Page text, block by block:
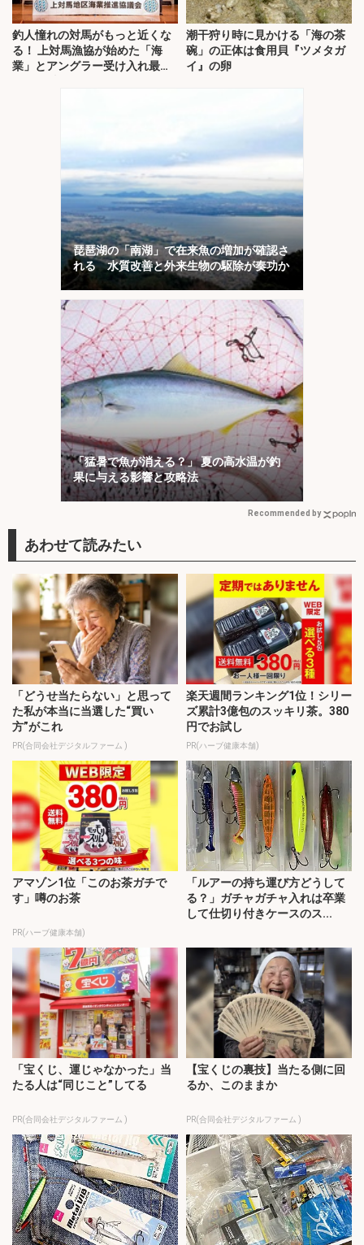
釣人憧れの対馬がもっと近くな
る！ 上対馬漁協が始めた「海
業」とアングラー受け入れ最前
潮干狩り時に見かける「海の茶
碗」の正体は食用貝『ツメタガ
イ』の卵
琵琶湖の「南湖」で在来魚の増加が確認さ
れる 水質改善と外来生物の駆除が奏功か
「猛暑で魚が消える？」 夏の高水温が釣
果に与える影響と攻略法
Recommended by
「どうせ当たらない」と思って
た私が本当に当選した“買い
方”がこれ
PR(合同会社デジタルファーム )
楽天週間ランキング1位！シリー
ズ累計3億包のスッキリ茶。380
円でお試し
PR(ハーブ健康本舗)
アマゾン1位「このお茶ガチで
す」噂のお茶
PR(ハーブ健康本舗)
「ルアーの持ち運び方どうして
る？」ガチャガチャ入れは卒業
して仕切り付きケースのス...
「宝くじ、運じゃなかった」当
たる人は“同じこと”してる
PR(合同会社デジタルファーム )
【宝くじの裏技】当たる側に回
るか、このままか
PR(合同会社デジタルファーム )